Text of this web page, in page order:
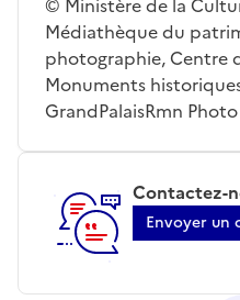
Médiathèque du
photographie, Centre
Monuments
GrandPalaisRmn Photo
Contactez-
Envoyer un